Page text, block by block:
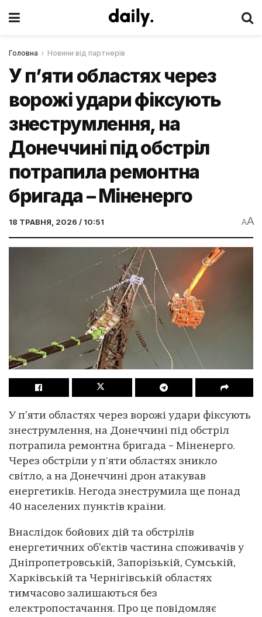
Головна Новини від партнерів
У п’яти областях через
ворожі удари фіксують
знеструмлення, на
Донеччині під обстріл
потрапила ремонтна
бригада – Міненерго
18 ТРАВНЯ, 2026 / 10:51 AA
У п’яти областях через ворожі удари фіксують
знеструмлення, на Донеччині під обстріл
потрапила ремонтна бригада – Міненерго.
Через обстріли у п'яти областях зникло
світло, а на Донеччині дрон атакував
енергетиків. Негода знеструмила ще понад
40 населених пунктів країни.
Внаслідок бойових дій та обстрілів
енергетичних об’єктів частина споживачів у
Дніпропетровській, Запорізькій, Сумській,
Харківській та Чернігівській областях
тимчасово залишаються без
електропостачання. Про це повідомляє